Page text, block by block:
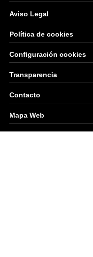
Aviso Legal
Política de cookies
Configuración cookies
Transparencia
Contacto
Mapa Web